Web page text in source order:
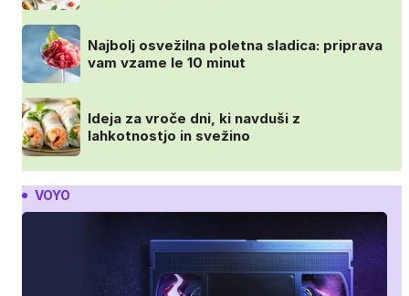
Najbolj osvežilna poletna sladica: priprava
vam vzame le 10 minut
Ideja za vroče dni, ki navduši z
lahkotnostjo in svežino
VOYO